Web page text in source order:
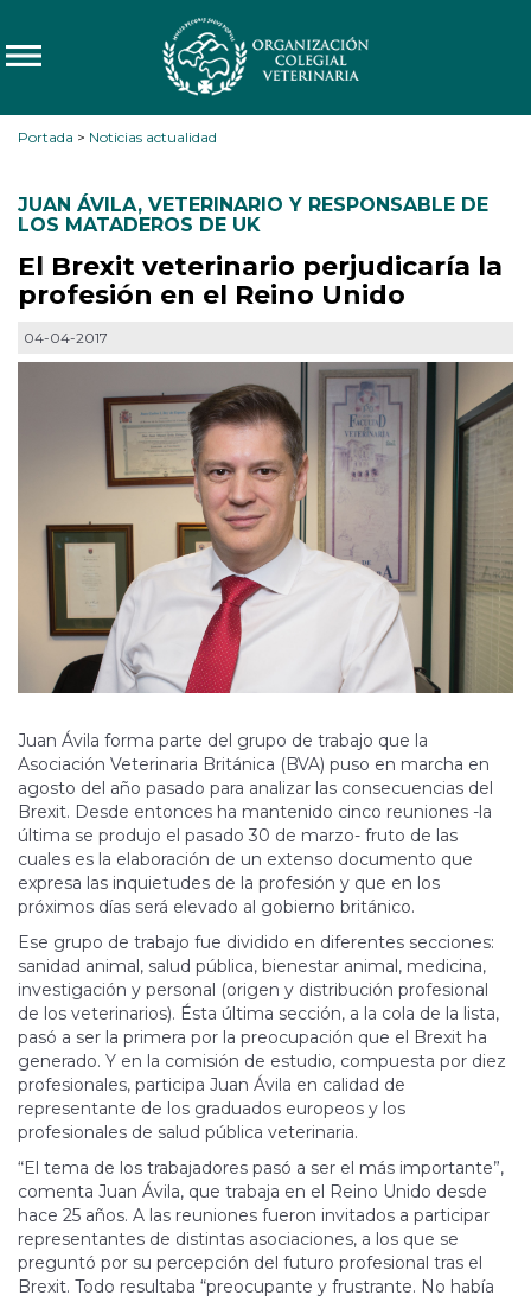
Portada > Noticias actualidad
JUAN ÁVILA, VETERINARIO Y RESPONSABLE DE
LOS MATADEROS DE UK
El Brexit veterinario perjudicaría la
profesión en el Reino Unido
04-04-2017
Juan Ávila forma parte del grupo de trabajo que la
Asociación Veterinaria Británica (BVA) puso en marcha en
agosto del año pasado para analizar las consecuencias del
Brexit. Desde entonces ha mantenido cinco reuniones -la
última se produjo el pasado 30 de marzo- fruto de las
cuales es la elaboración de un extenso documento que
expresa las inquietudes de la profesión y que en los
próximos días será elevado al gobierno británico.
Ese grupo de trabajo fue dividido en diferentes secciones:
sanidad animal, salud pública, bienestar animal, medicina,
investigación y personal (origen y distribución profesional
de los veterinarios). Ésta última sección, a la cola de la lista,
pasó a ser la primera por la preocupación que el Brexit ha
generado. Y en la comisión de estudio, compuesta por diez
profesionales, participa Juan Ávila en calidad de
representante de los graduados europeos y los
profesionales de salud pública veterinaria.
“El tema de los trabajadores pasó a ser el más importante”,
comenta Juan Ávila, que trabaja en el Reino Unido desde
hace 25 años. A las reuniones fueron invitados a participar
representantes de distintas asociaciones, a los que se
preguntó por su percepción del futuro profesional tras el
Brexit. Todo resultaba “preocupante y frustrante. No había